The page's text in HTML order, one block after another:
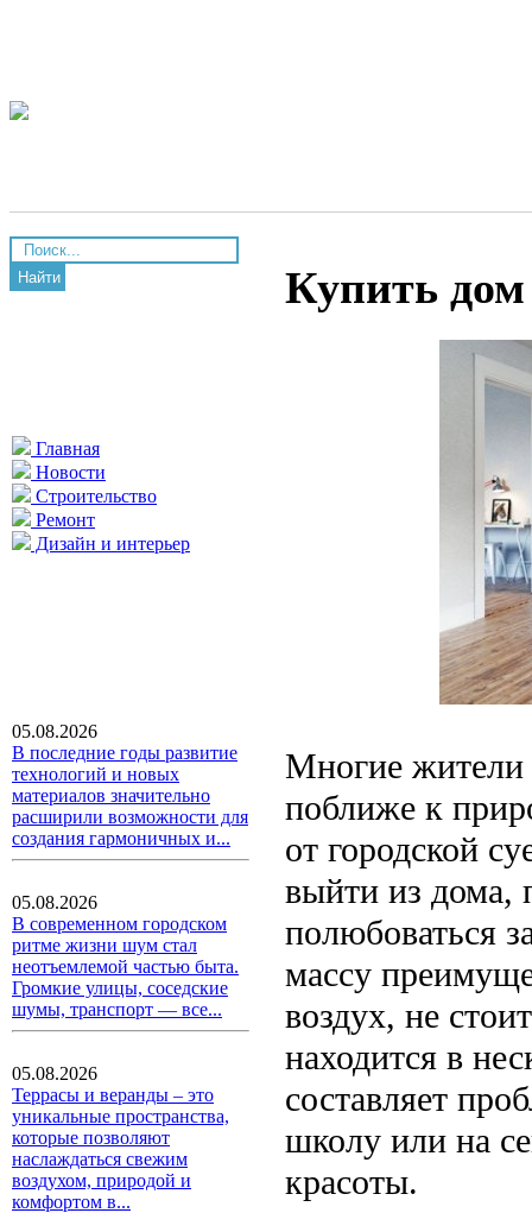
Найти
Главная
Новости
Строительство
Ремонт
Дизайн и интерьер
05.08.2026
В последние годы развитие
технологий и новых
материалов значительно
расширили возможности для
создания гармоничных и...
05.08.2026
В современном городском
ритме жизни шум стал
неотъемлемой частью быта.
Громкие улицы, соседские
шумы, транспорт — все...
05.08.2026
Террасы и веранды – это
уникальные пространства,
которые позволяют
наслаждаться свежим
воздухом, природой и
комфортом в...
Купить
Многие жители
поближе к
от городской
выйти из дома,
полюбоваться
массу
воздух, не
находится в
составляет
школу или на
красоты.